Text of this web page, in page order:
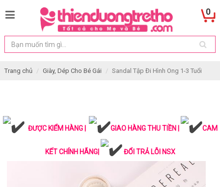
0
Trang chủ Giày, Dép Cho Bé Gái Sandal Tập Đi Hình Ong 1-3 Tuổi
ĐƯỢC KIỂM HÀNG | GIAO HÀNG THU TIỀN | CAM
KẾT CHÍNH HÃNG| ĐỔI TRẢ LỖI NSX